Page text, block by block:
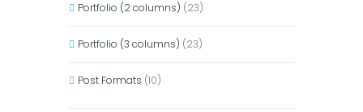
Portfolio (2 columns) (23)
Portfolio (3 columns) (23)
Post Formats (10)